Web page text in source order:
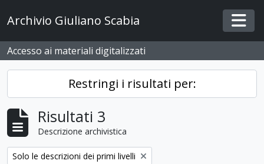
Archivio Giuliano Scabia
Accesso ai materiali digitalizzati
Restringi i risultati per:
Risultati 3
Descrizione archivistica
Remove filter:
Solo le descrizioni dei primi livelli